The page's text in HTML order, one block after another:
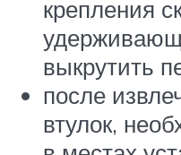
крепления
выкрутить
после
втулок,